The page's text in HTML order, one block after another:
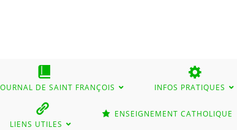
DE SAINT FRANÇOIS INFOS PRATIQUES
LIENS UTILES
ENSEIGNEMENT CATHOLIQUE